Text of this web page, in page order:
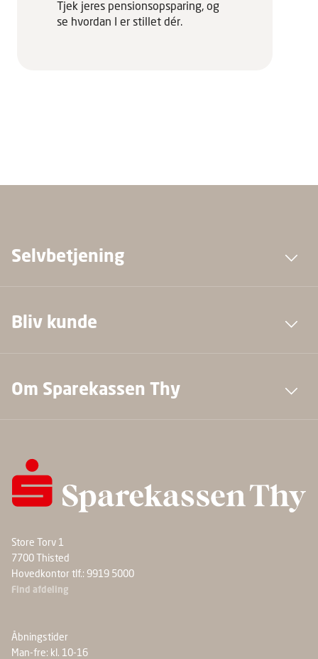
Tjek jeres pensionsopsparing, og
se hvordan I er stillet dér.
Selvbetjening
Bliv kunde
Om Sparekassen Thy
Store Torv 1
7700 Thisted
Hovedkontor tlf.: 9919 5000
Find afdeling
Åbningstider
Man-fre: kl. 10-16